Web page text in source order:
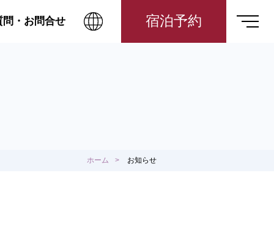
問・お問合せ 宿泊予約
ホーム お知らせ